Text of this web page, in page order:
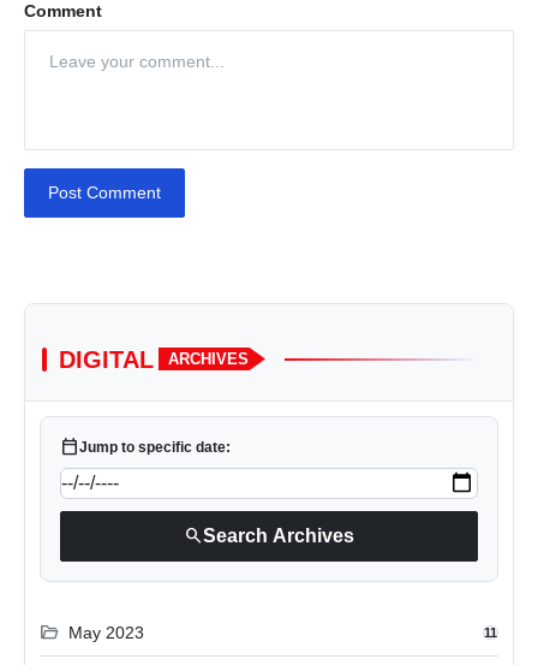
Comment
Post Comment
DIGITAL ARCHIVES
calendar_todayJump to specific date:
searchSearch Archives
folder_open May 2023 11